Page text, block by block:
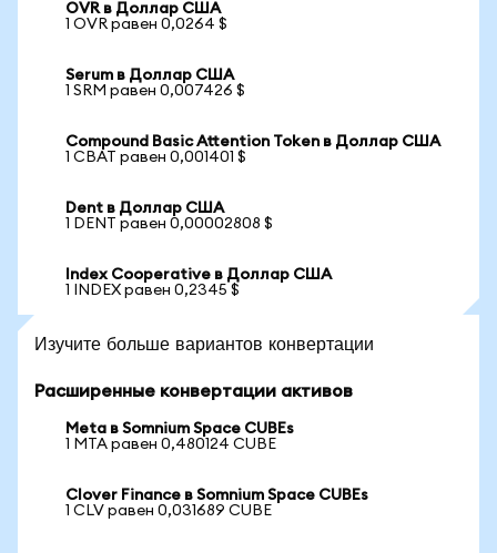
OVR в Доллар США
1 OVR равен 0,0264 $
Serum в Доллар США
1 SRM равен 0,007426 $
Compound Basic Attention Token в Доллар США
1 CBAT равен 0,001401 $
Dent в Доллар США
1 DENT равен 0,00002808 $
Index Cooperative в Доллар США
1 INDEX равен 0,2345 $
Изучите больше вариантов конвертации
Расширенные конвертации активов
Meta в Somnium Space CUBEs
1 MTA равен 0,480124 CUBE
Clover Finance в Somnium Space CUBEs
1 CLV равен 0,031689 CUBE